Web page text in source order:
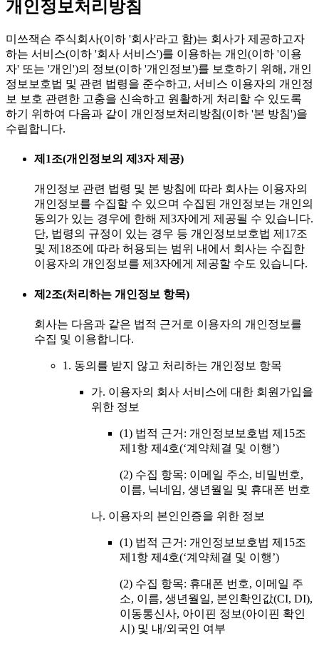
개인정보처리방침
미쓰잭슨 주식회사(이하 '회사'라고 함)는 회사가 제공하고자
하는 서비스(이하 '회사 서비스')를 이용하는 개인(이하 '이용
자' 또는 '개인')의 정보(이하 '개인정보')를 보호하기 위해, 개인
정보보호법 및 관련 법령을 준수하고, 서비스 이용자의 개인정
보 보호 관련한 고충을 신속하고 원활하게 처리할 수 있도록
하기 위하여 다음과 같이 개인정보처리방침(이하 '본 방침')을
수립합니다.
제1조(개인정보의 제3자 제공)
개인정보 관련 법령 및 본 방침에 따라 회사는 이용자의
개인정보를 수집할 수 있으며 수집된 개인정보는 개인의
동의가 있는 경우에 한해 제3자에게 제공될 수 있습니다.
단, 법령의 규정이 있는 경우 등 개인정보보호법 제17조
및 제18조에 따라 허용되는 범위 내에서 회사는 수집한
이용자의 개인정보를 제3자에게 제공할 수도 있습니다.
제2조(처리하는 개인정보 항목)
회사는 다음과 같은 법적 근거로 이용자의 개인정보를
수집 및 이용합니다.
1. 동의를 받지 않고 처리하는 개인정보 항목
가. 이용자의 회사 서비스에 대한 회원가입을
위한 정보
(1) 법적 근거: 개인정보보호법 제15조
제1항 제4호(‘계약체결 및 이행’)
(2) 수집 항목: 이메일 주소, 비밀번호,
이름, 닉네임, 생년월일 및 휴대폰 번호
나. 이용자의 본인인증을 위한 정보
(1) 법적 근거: 개인정보보호법 제15조
제1항 제4호(‘계약체결 및 이행’)
(2) 수집 항목: 휴대폰 번호, 이메일 주
소, 이름, 생년월일, 본인확인값(CI, DI),
이동통신사, 아이핀 정보(아이핀 확인
시) 및 내/외국인 여부